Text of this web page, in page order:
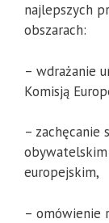
najlepszych
obszarach:
– wdrażanie
Komisją
– zachęcanie
europejskim,
– omówienie